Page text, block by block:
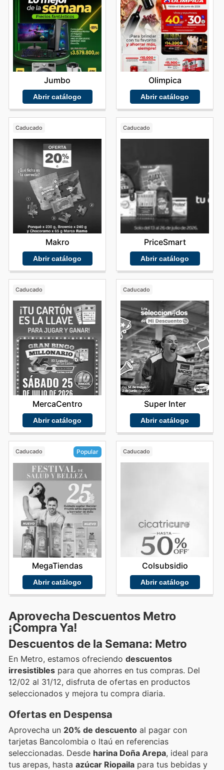
Jumbo
Abrir catálogo
Olimpica
Abrir catálogo
Caducado
Makro
Abrir catálogo
Caducado
PriceSmart
Abrir catálogo
Caducado
MercaCentro
Abrir catálogo
Caducado
Super Inter
Abrir catálogo
Caducado Popular
MegaTiendas
Abrir catálogo
Caducado
Colsubsidio
Abrir catálogo
Aprovecha Descuentos Metro
¡Compra Ya!
Descuentos de la Semana: Metro
En Metro, estamos ofreciendo descuentos
irresistibles para que ahorres en tus compras. Del
12/02 al 31/12, disfruta de ofertas en productos
seleccionados y mejora tu compra diaria.
Ofertas en Despensa
Aprovecha un 20% de descuento al pagar con
tarjetas Bancolombia o Itaú en referencias
seleccionadas. Desde harina Doña Arepa, ideal para
tus arepas, hasta azúcar Riopaila para tus bebidas y